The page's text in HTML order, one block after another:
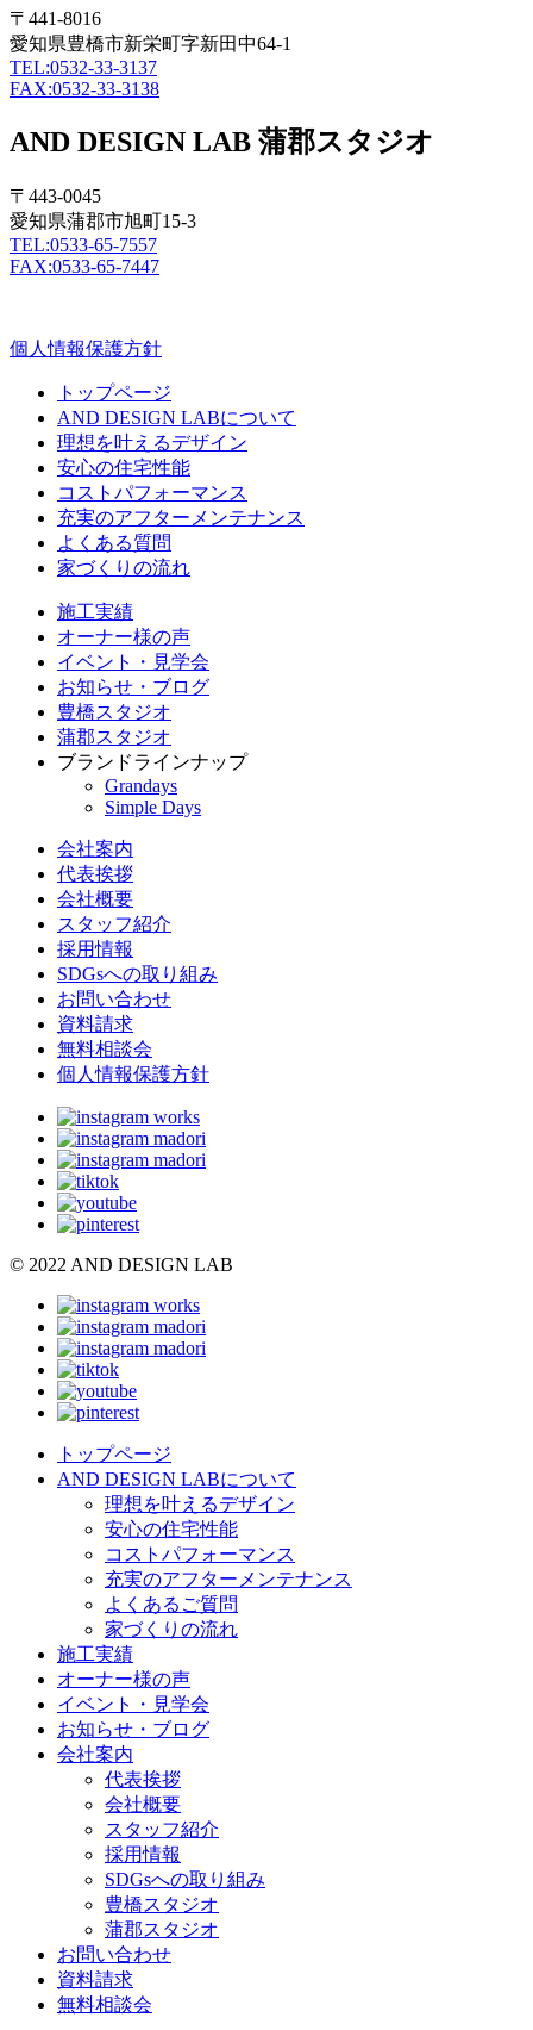
〒441-8016
愛知県豊橋市新栄町字新田中64-1
TEL:0532-33-3137
FAX:0532-33-3138
AND DESIGN LAB 蒲郡スタジオ
〒443-0045
愛知県蒲郡市旭町15-3
TEL:0533-65-7557
FAX:0533-65-7447
個人情報保護方針
トップページ
AND DESIGN LABについて
理想を叶えるデザイン
安心の住宅性能
コストパフォーマンス
充実のアフターメンテナンス
よくある質問
家づくりの流れ
施工実績
オーナー様の声
イベント・見学会
お知らせ・ブログ
豊橋スタジオ
蒲郡スタジオ
ブランドラインナップ
Grandays
Simple Days
会社案内
代表挨拶
会社概要
スタッフ紹介
採用情報
SDGsへの取り組み
お問い合わせ
資料請求
無料相談会
個人情報保護方針
© 2022 AND DESIGN LAB
トップページ
AND DESIGN LABについて
理想を叶えるデザイン
安心の住宅性能
コストパフォーマンス
充実のアフターメンテナンス
よくあるご質問
家づくりの流れ
施工実績
オーナー様の声
イベント・見学会
お知らせ・ブログ
会社案内
代表挨拶
会社概要
スタッフ紹介
採用情報
SDGsへの取り組み
豊橋スタジオ
蒲郡スタジオ
お問い合わせ
資料請求
無料相談会